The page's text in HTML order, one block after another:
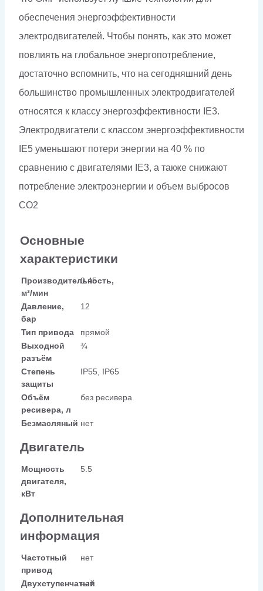
обеспечения энергоэффективности
электродвигателей. Чтобы понять, как это может
повлиять на глобальное энергопотребление,
достаточно вспомнить, что на сегодняшний день
большинство промышленных электродвигателей
относятся к классу энергоэффективности IE3.
Электродвигатели с классом энергоэффективности
IE5 уменьшают потери энергии на 40 % по
сравнению с двигателями IE3, а также снижают
потребление электроэнергии и объем выбросов
CO2
Основные
характеристики
Производительность,
м³/мин
0.45
Давление,
бар
12
Тип привода
прямой
Выходной
разъём
¾
Степень
защиты
IP55, IP65
Объём
ресивера, л
без ресивера
Безмасляный нет
Двигатель
Мощность
двигателя,
кВт
5.5
Дополнительная
информация
Частотный
привод
нет
Двухступенчатый
нет